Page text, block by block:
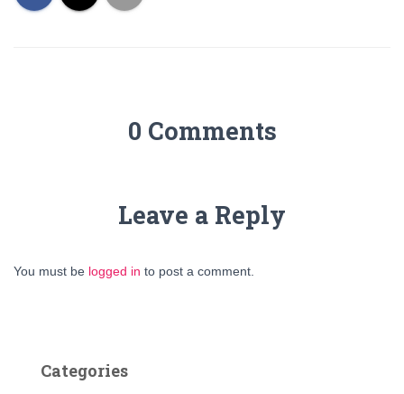
0 Comments
Leave a Reply
You must be logged in to post a comment.
Categories